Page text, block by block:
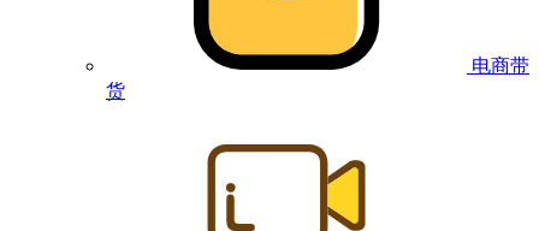
电商带
货